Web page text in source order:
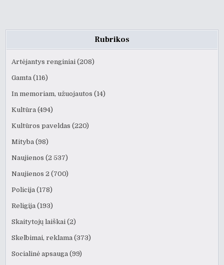
Rubrikos
Artėjantys renginiai (208)
Gamta (116)
In memoriam, užuojautos (14)
Kultūra (494)
Kultūros paveldas (220)
Mityba (98)
Naujienos (2 537)
Naujienos 2 (700)
Policija (178)
Religija (193)
Skaitytojų laiškai (2)
Skelbimai, reklama (373)
Socialinė apsauga (99)